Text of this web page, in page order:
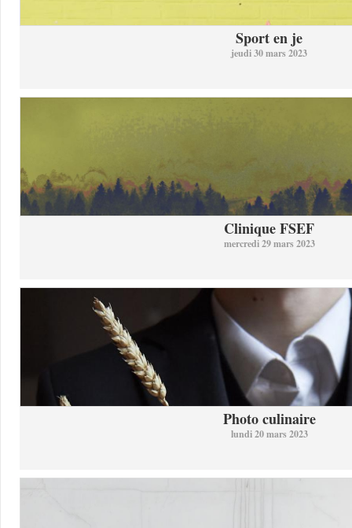
Sport en je
jeudi 30 mars 2023
Clinique FSEF
mercredi 29 mars 2023
Photo culinaire
lundi 20 mars 2023